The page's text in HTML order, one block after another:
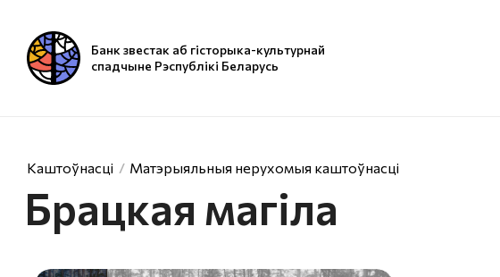
Банк звестак аб гісторыка-культурнай
спадчыне Рэспублікі Беларусь
Каштоўнасці Матэрыяльныя нерухомыя каштоўнасці
Брацкая магiла